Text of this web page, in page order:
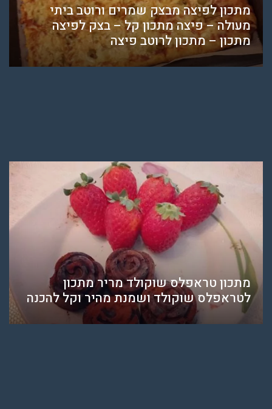
מתכון לפיצה מבצק שמרים ורוטב ביתי
מעולה – פיצה מתכון קל – בצק לפיצה
מתכון – מתכון לרוטב פיצה
מתכון טראפלס שוקולד מריר מתכון
לטראפלס שוקולד ושמנת מהיר וקל להכנה